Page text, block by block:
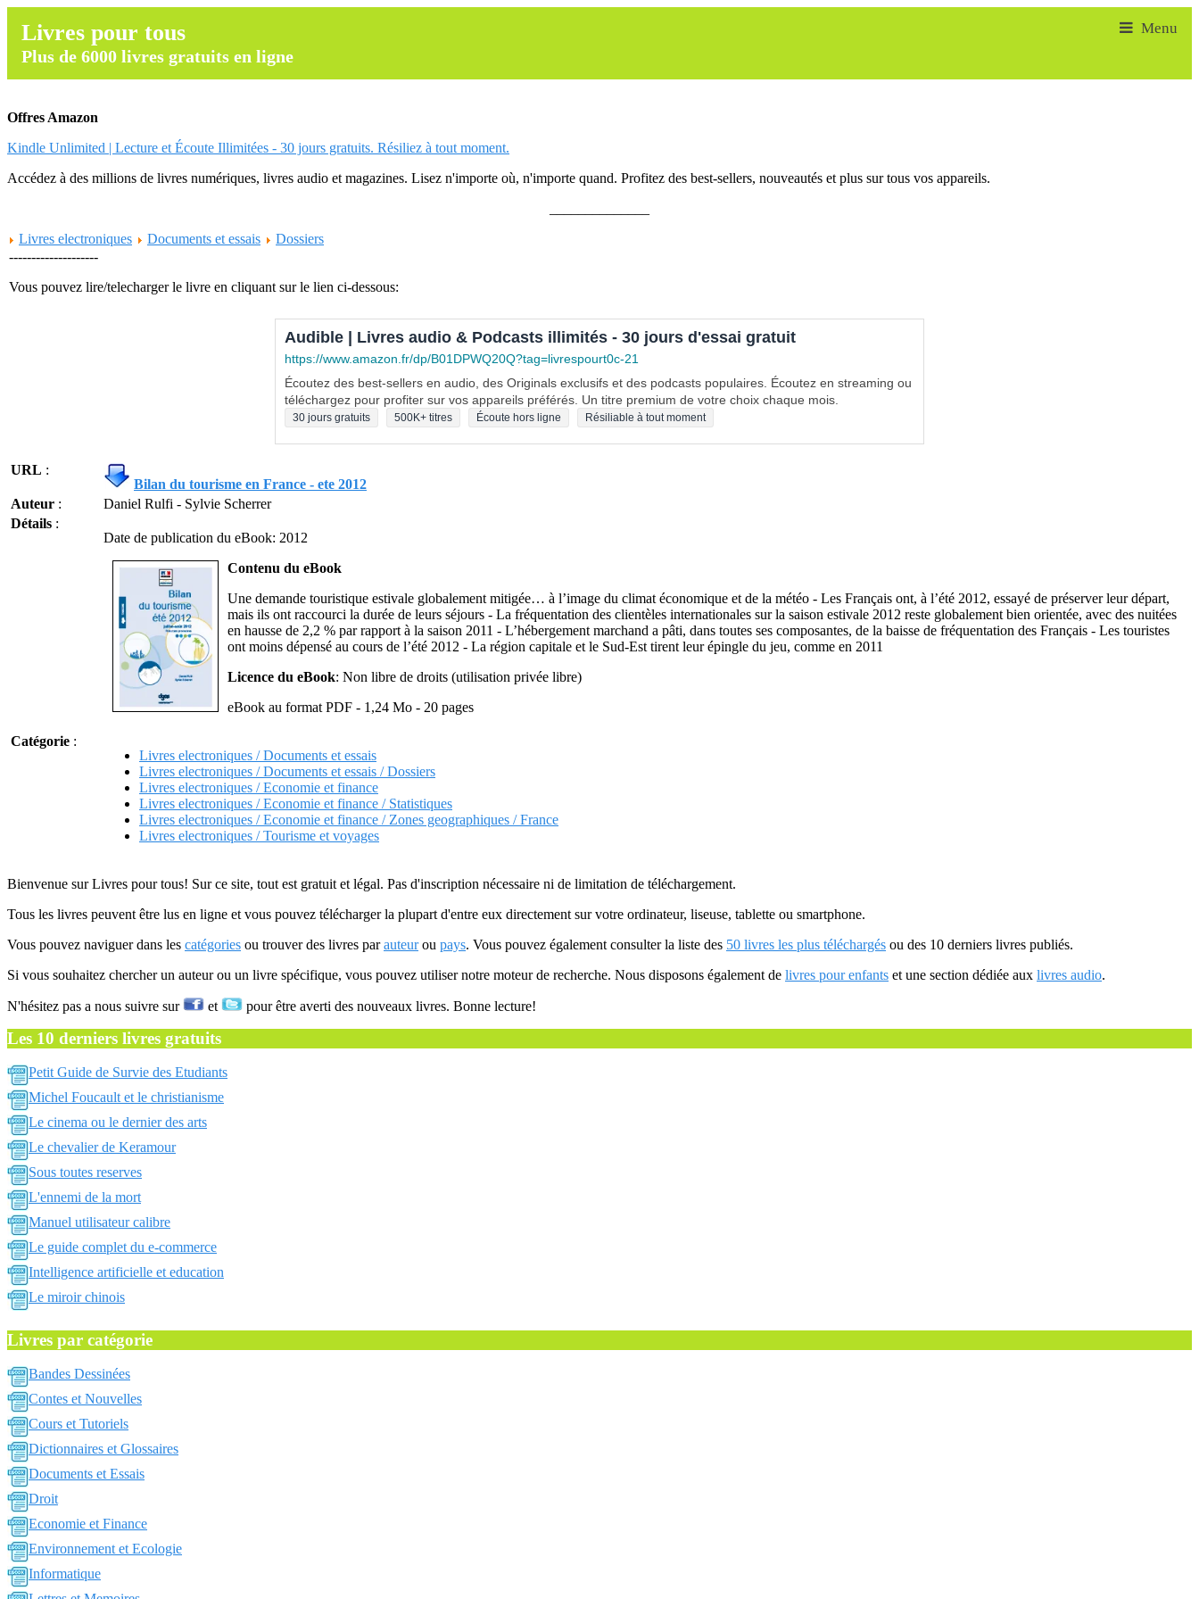
Livres pour tous
Plus de 6000 livres gratuits en ligne
Offres Amazon
Kindle Unlimited | Lecture et Écoute Illimitées - 30 jours gratuits. Résiliez à tout moment.
Accédez à des millions de livres numériques, livres audio et magazines. Lisez n'importe où, n'importe quand. Profitez des best-sellers, nouveautés et plus sur tous vos appareils.
Livres electroniques
Documents et essais
Dossiers
--------------------
Vous pouvez lire/telecharger le livre en cliquant sur le lien ci-dessous:
Audible | Livres audio & Podcasts illimités - 30 jours d'essai gratuit
https://www.amazon.fr/dp/B01DPWQ20Q?tag=livrespourt0c-21
Écoutez des best-sellers en audio, des Originals exclusifs et des podcasts populaires. Écoutez en streaming ou
téléchargez pour profiter sur vos appareils préférés. Un titre premium de votre choix chaque mois.
30 jours gratuits 500K+ titres Écoute hors ligne Résiliable à tout moment
URL :
Bilan du tourisme en France - ete 2012
Auteur :
Daniel Rulfi - Sylvie Scherrer
Détails :
Date de publication du eBook: 2012
Contenu du eBook
Une demande touristique estivale globalement mitigée… à l’image du climat économique et de la météo - Les Français ont, à l’été 2012, essayé de préserver leur départ,
mais ils ont raccourci la durée de leurs séjours - La fréquentation des clientèles internationales sur la saison estivale 2012 reste globalement bien orientée, avec des nuitées
en hausse de 2,2 % par rapport à la saison 2011 - L’hébergement marchand a pâti, dans toutes ses composantes, de la baisse de fréquentation des Français - Les touristes
ont moins dépensé au cours de l’été 2012 - La région capitale et le Sud-Est tirent leur épingle du jeu, comme en 2011
Licence du eBook: Non libre de droits (utilisation privée libre)
eBook au format PDF - 1,24 Mo - 20 pages
Catégorie :
Livres electroniques / Documents et essais
Livres electroniques / Documents et essais / Dossiers
Livres electroniques / Economie et finance
Livres electroniques / Economie et finance / Statistiques
Livres electroniques / Economie et finance / Zones geographiques / France
Livres electroniques / Tourisme et voyages
Bienvenue sur Livres pour tous! Sur ce site, tout est gratuit et légal. Pas d'inscription nécessaire ni de limitation de téléchargement.
Tous les livres peuvent être lus en ligne et vous pouvez télécharger la plupart d'entre eux directement sur votre ordinateur, liseuse, tablette ou smartphone.
Vous pouvez naviguer dans les catégories ou trouver des livres parauteurou pays. Vous pouvez également consulter la liste des 50 livres les plus téléchargés ou des 10 derniers livres publiés.
Si vous souhaitez chercher un auteur ou un livre spécifique, vous pouvez utiliser notre moteur de recherche. Nous disposons également de livres pour enfants et une section dédiée aux livres audio.
N'hésitez pas a nous suivre sur et pour être averti des nouveaux livres. Bonne lecture!
Les 10 derniers livres gratuits
Petit Guide de Survie des Etudiants
Michel Foucault et le christianisme
Le cinema ou le dernier des arts
Le chevalier de Keramour
Sous toutes reserves
L'ennemi de la mort
Manuel utilisateur calibre
Le guide complet du e-commerce
Intelligence artificielle et education
Le miroir chinois
Livres par catégorie
Bandes Dessinées
Contes et Nouvelles
Cours et Tutoriels
Dictionnaires et Glossaires
Documents et Essais
Droit
Economie et Finance
Environnement et Ecologie
Informatique